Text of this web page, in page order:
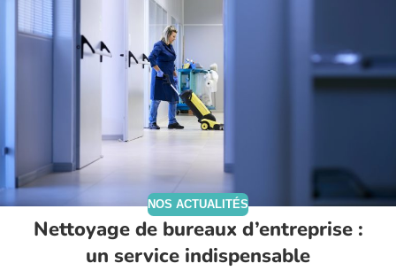
NOS ACTUALITÉS
Nettoyage de bureaux d’entreprise :
un service indispensable